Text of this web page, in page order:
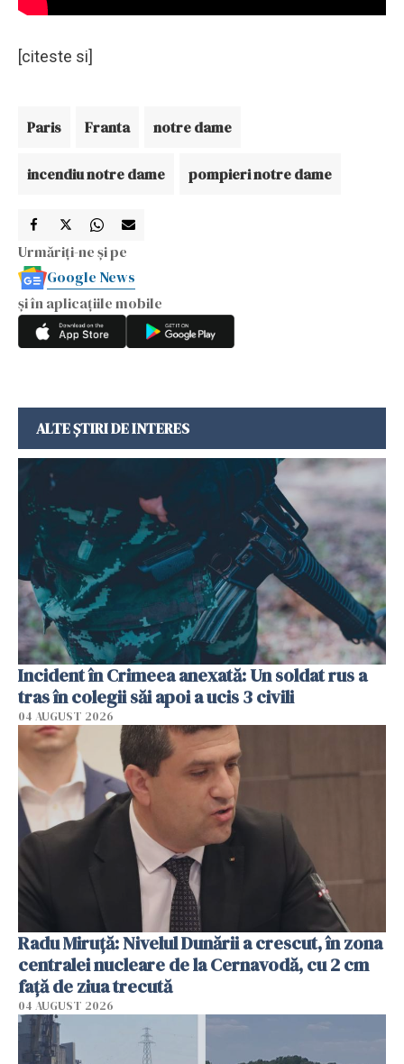
[citeste si]
Paris Franta notre dame
incendiu notre dame pompieri notre dame
Urmăriți-ne și pe
Google News
și în aplicațiile mobile
ALTE ȘTIRI DE INTERES
Incident în Crimeea anexată: Un soldat rus a
tras în colegii săi apoi a ucis 3 civili
04 AUGUST 2026
Radu Miruţă: Nivelul Dunării a crescut, în zona
centralei nucleare de la Cernavodă, cu 2 cm
faţă de ziua trecută
04 AUGUST 2026